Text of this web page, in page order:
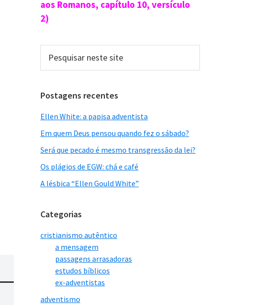
aos Romanos, capítulo 10, versículo
2)
neste
site
Postagens recentes
Ellen White: a papisa adventista
Em quem Deus pensou quando fez o sábado?
Será que pecado é mesmo transgressão da lei?
Os plágios de EGW: chá e café
A lésbica “Ellen Gould White”
Categorias
cristianismo autêntico
a mensagem
passagens arrasadoras
estudos bíblicos
ex-adventistas
adventismo